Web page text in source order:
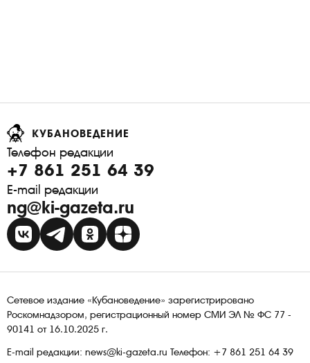
КУБАНОВЕДЕНИЕ
Телефон редакции
+7 861 251 64 39
E-mail редакции
ng@ki-gazeta.ru
Сетевое издание «Кубановедение» зарегистрировано
Роскомнадзором, регистрационный номер СМИ ЭЛ № ФС 77 -
90141 от 16.10.2025 г.
E-mail редакции: news@ki-gazeta.ru Телефон: +7 861 251 64 39